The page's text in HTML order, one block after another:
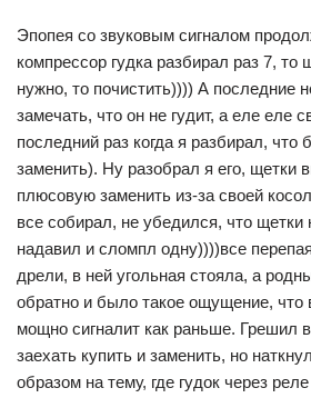
Эпопея со звуковым сигналом
компрессор гудка разбирал раз 7, то
нужно, то почистить)))) А последние
замечать, что он не гудит, а еле еле
последний раз когда я разбирал,
заменить). Ну разобрал я его, щетки
плюсовую заменить из-за своей
все собирал, не убедился, что щетки
надавил и сломпл одну))))все
дрели, в ней угольная стояла, а
обратно и было такое ощущение, что
мощно сигналит как раньше. Грешил
заехать купить и заменить, но
образом на тему, где гудок через